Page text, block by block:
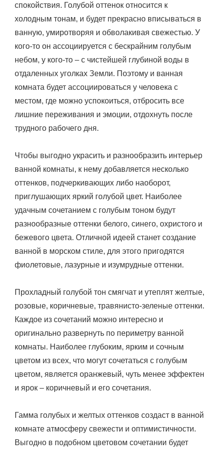
спокойствия. Голубой оттенок относится к
холодным тонам, и будет прекрасно вписываться в
ванную, умиротворяя и обволакивая свежестью. У
кого-то он ассоциируется с бескрайним голубым
небом, у кого-то – с чистейшей глубиной воды в
отдаленных уголках Земли. Поэтому и ванная
комната будет ассоциироваться у человека с
местом, где можно успокоиться, отбросить все
лишние переживания и эмоции, отдохнуть после
трудного рабочего дня.
Чтобы выгодно украсить и разнообразить интерьер
ванной комнаты, к нему добавляется несколько
оттенков, подчеркивающих либо наоборот,
приглушающих яркий голубой цвет. Наиболее
удачным сочетанием с голубым тоном будут
разнообразные оттенки белого, синего, охристого и
бежевого цвета. Отличной идеей станет создание
ванной в морском стиле, для этого пригодятся
фиолетовые, лазурные и изумрудные оттенки.
Прохладный голубой тон смягчат и утеплят желтые,
розовые, коричневые, травянисто-зеленые оттенки.
Каждое из сочетаний можно интересно и
оригинально развернуть по периметру ванной
комнаты. Наиболее глубоким, ярким и сочным
цветом из всех, что могут сочетаться с голубым
цветом, является оранжевый, чуть менее эффектен
и ярок – коричневый и его сочетания.
Гамма голубых и желтых оттенков создаст в ванной
комнате атмосферу свежести и оптимистичности.
Выгодно в подобном цветовом сочетании будет